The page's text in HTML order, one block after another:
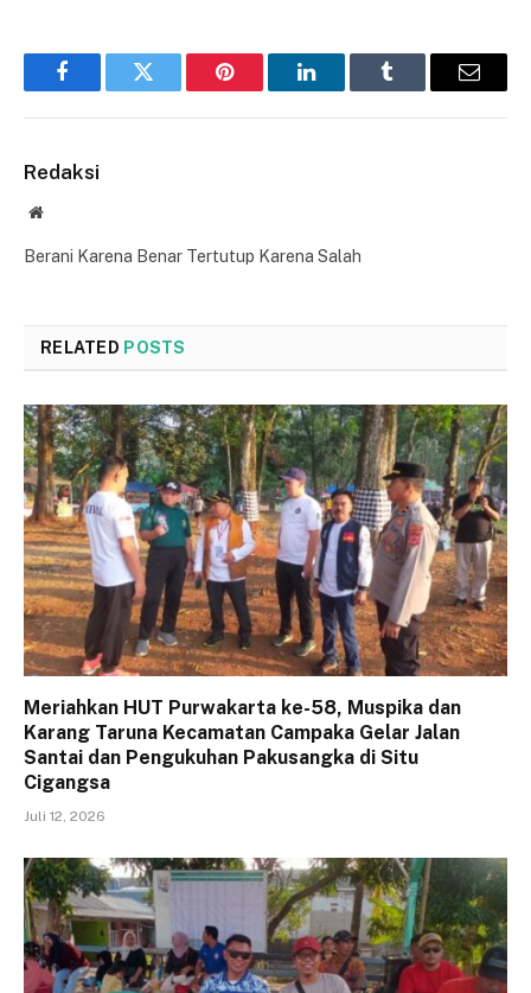
FacebookTwitter Pinterest LinkedInTumblr Email
Redaksi
Website
Berani Karena Benar Tertutup Karena Salah
RELATED POSTS
Meriahkan HUT Purwakarta ke-58, Muspika dan
Karang Taruna Kecamatan Campaka Gelar Jalan
Santai dan Pengukuhan Pakusangka di Situ
Cigangsa
Juli 12, 2026